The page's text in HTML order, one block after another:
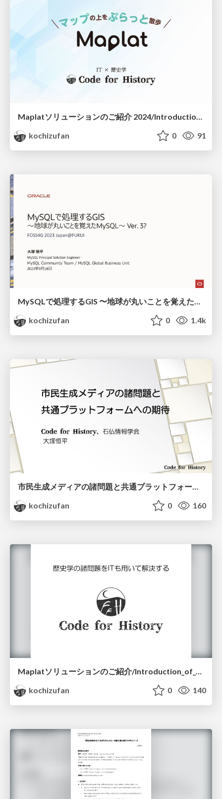
Maplatソリューションのご紹介 2024/Introduction_of_Maplat_geoten_2024
kochizufan
0 91
MySQLで処理するGIS 〜地球が丸いことを覚えたMySQL〜 Ver. 3?/mysql_gis_sphere
kochizufan
0 1.4k
kochizufan
0 160
Maplatソリューションのご紹介/Introduction_of_Maplat_geoten_2023
kochizufan
0 140